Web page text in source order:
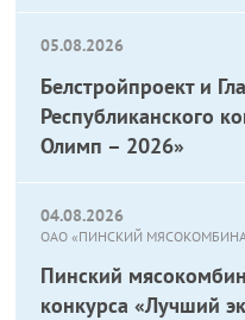
05.08.2026
Белстройпроект и
Республиканского
Олимп – 2026»
04.08.2026
ОАО «ПИНСКИЙ
Пинский
конкурса «Лучший